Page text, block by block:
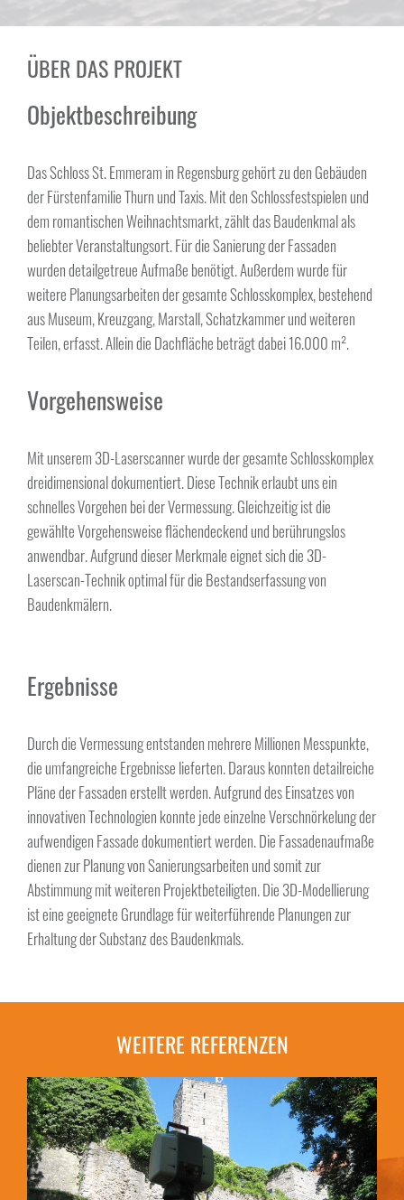
ÜBER DAS PROJEKT
Objektbeschreibung
Das Schloss St. Emmeram in Regensburg gehört zu den Gebäuden
der Fürstenfamilie Thurn und Taxis. Mit den Schlossfestspielen und
dem romantischen Weihnachtsmarkt, zählt das Baudenkmal als
beliebter Veranstaltungsort. Für die Sanierung der Fassaden
wurden detailgetreue Aufmaße benötigt. Außerdem wurde für
weitere Planungsarbeiten der gesamte Schlosskomplex, bestehend
aus Museum, Kreuzgang, Marstall, Schatzkammer und weiteren
Teilen, erfasst. Allein die Dachfläche beträgt dabei 16.000 m².
Vorgehensweise
Mit unserem 3D-Laserscanner wurde der gesamte Schlosskomplex
dreidimensional dokumentiert. Diese Technik erlaubt uns ein
schnelles Vorgehen bei der Vermessung. Gleichzeitig ist die
gewählte Vorgehensweise flächendeckend und berührungslos
anwendbar. Aufgrund dieser Merkmale eignet sich die 3D-
Laserscan-Technik optimal für die Bestandserfassung von
Baudenkmälern.
Ergebnisse
Durch die Vermessung entstanden mehrere Millionen Messpunkte,
die umfangreiche Ergebnisse lieferten. Daraus konnten detailreiche
Pläne der Fassaden erstellt werden. Aufgrund des Einsatzes von
innovativen Technologien konnte jede einzelne Verschnörkelung der
aufwendigen Fassade dokumentiert werden. Die Fassadenaufmaße
dienen zur Planung von Sanierungsarbeiten und somit zur
Abstimmung mit weiteren Projektbeteiligten. Die 3D-Modellierung
ist eine geeignete Grundlage für weiterführende Planungen zur
Erhaltung der Substanz des Baudenkmals.
WEITERE REFERENZEN